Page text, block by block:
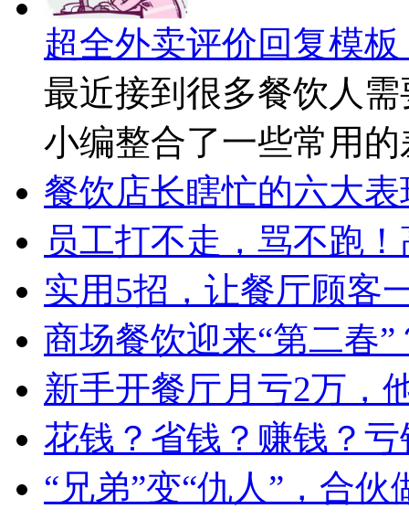
超全外卖评价回复模
最近接到很多餐饮人
小编整合了一些常用
餐饮店长瞎忙的六大
员工打不走，骂不跑
实用5招，让餐厅顾客
商场餐饮迎来“第二春
新手开餐厅月亏2万，
花钱？省钱？赚钱？
“兄弟”变“仇人”，合